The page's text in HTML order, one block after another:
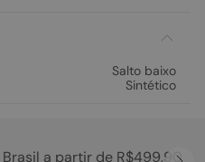
Salto baixo
Sintético
a partir de R$499,90